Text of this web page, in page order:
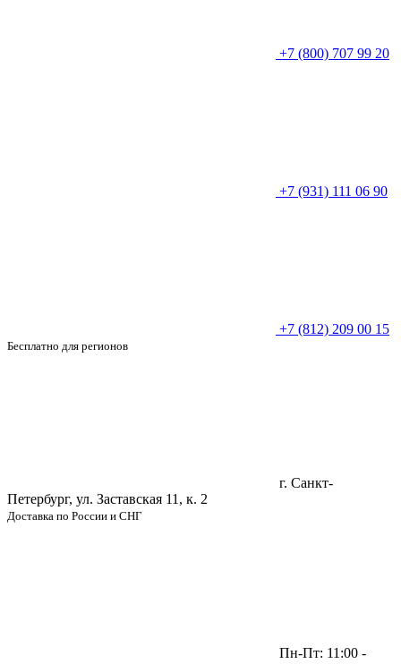
+7 (800) 707 99 20
+7 (931) 111 06 90
+7 (812) 209 00 15
Бесплатно для регионов
г. Санкт-
Петербург, ул. Заставская 11, к. 2
Доставка по России и СНГ
Пн-Пт: 11:00 -